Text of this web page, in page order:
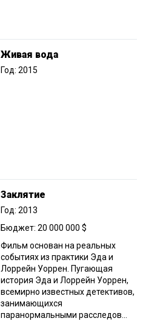
Живая вода
Год: 2015
Заклятие
Год: 2013
Бюджет: 20 000 000 $
Фильм основан на реальных
событиях из практики Эда и
Лоррейн Уоррен. Пугающая
история Эда и Лоррейн Уоррен,
всемирно известных детективов,
занимающихся
паранормальными расследов...